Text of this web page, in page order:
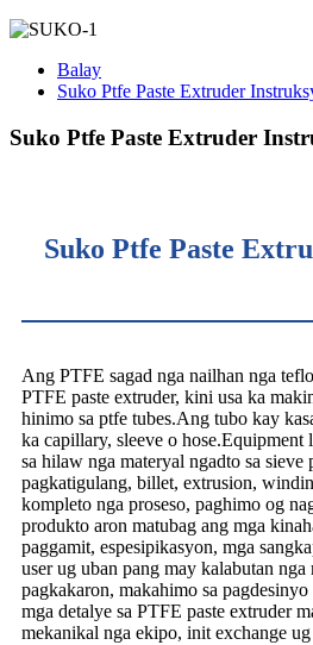
Balay
Suko Ptfe Paste Extruder
Suko Ptfe Paste Extruder
Suko Ptfe Paste
Ang PTFE sagad nga nailhan nga
PTFE paste extruder, kini usa ka
hinimo sa ptfe tubes.Ang tubo kay
ka capillary, sleeve o hose.Equipment
sa hilaw nga materyal ngadto sa sieve
pagkatigulang, billet, extrusion,
kompleto nga proseso, paghimo og
produkto aron matubag ang mga
paggamit, espesipikasyon, mga
user ug uban pang may kalabutan nga
pagkakaron, makahimo sa
mga detalye sa PTFE paste extruder
mekanikal nga ekipo, init exchange